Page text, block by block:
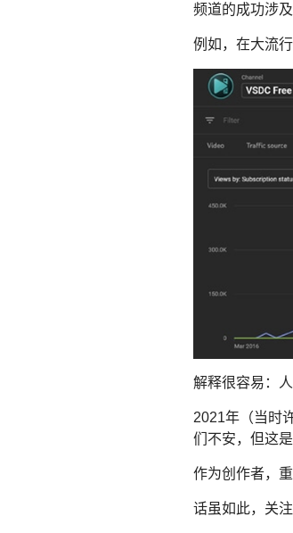
频道的成功涉
例如，在大流
解释很容易：
2021年（当时
们不安，但这
作为创作者，
话虽如此，关